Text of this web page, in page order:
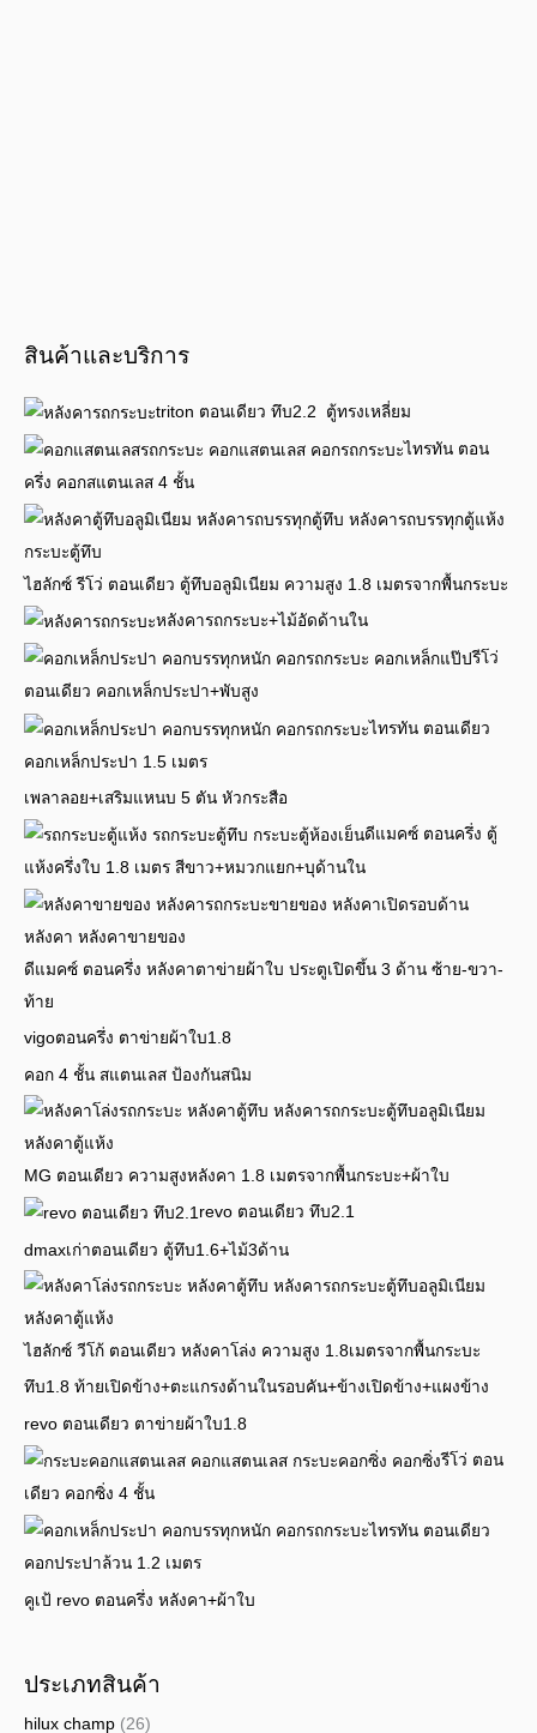
สินค้าและบริการ
triton ตอนเดียว ทึบ2.2 ตู้ทรงเหลี่ยม
ไทรทัน ตอน
ครึ่ง คอกสแตนเลส 4 ชั้น
ไฮลักซ์ รีโว่ ตอนเดียว ตู้ทึบอลูมิเนียม ความสูง 1.8 เมตรจากพื้นกระบะ
หลังคารถกระบะ+ไม้อัดด้านใน
รีโว่
ตอนเดียว คอกเหล็กประปา+พับสูง
ไทรทัน ตอนเดียว
คอกเหล็กประปา 1.5 เมตร
เพลาลอย+เสริมแหนบ 5 ตัน หัวกระสือ
ดีแมคซ์ ตอนครึ่ง ตู้
แห้งครึ่งใบ 1.8 เมตร สีขาว+หมวกแยก+บุด้านใน
ดีแมคซ์ ตอนครึ่ง หลังคาตาข่ายผ้าใบ ประตูเปิดขึ้น 3 ด้าน ซ้าย-ขวา-
ท้าย
vigoตอนครึ่ง ตาข่ายผ้าใบ1.8
คอก 4 ชั้น สแตนเลส ป้องกันสนิม
MG ตอนเดียว ความสูงหลังคา 1.8 เมตรจากพื้นกระบะ+ผ้าใบ
revo ตอนเดียว ทึบ2.1
dmaxเก่าตอนเดียว ตู้ทึบ1.6+ไม้3ด้าน
ไฮลักซ์ วีโก้ ตอนเดียว หลังคาโล่ง ความสูง 1.8เมตรจากพื้นกระบะ
ทึบ1.8 ท้ายเปิดข้าง+ตะแกรงด้านในรอบคัน+ข้างเปิดข้าง+แผงข้าง
revo ตอนเดียว ตาข่ายผ้าใบ1.8
รีโว่ ตอน
เดียว คอกซิ่ง 4 ชั้น
ไทรทัน ตอนเดียว
คอกประปาล้วน 1.2 เมตร
คูเป้ revo ตอนครึ่ง หลังคา+ผ้าใบ
ประเภทสินค้า
hilux champ (26)